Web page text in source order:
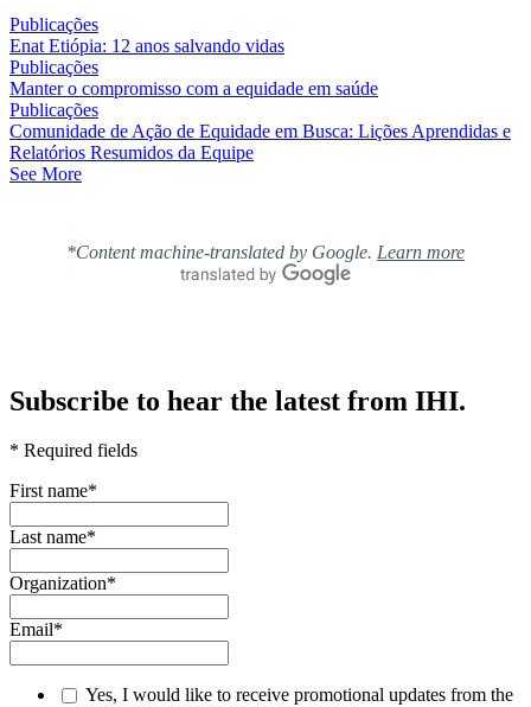
Publicações
Enat Etiópia: 12 anos salvando vidas
Publicações
Manter o compromisso com a equidade em saúde
Publicações
Comunidade de Ação de Equidade em Busca: Lições Aprendidas e
Relatórios Resumidos da Equipe
See More
*Content machine-translated by Google. Learn more
Subscribe to hear the latest from IHI.
* Required fields
First name*
Last name*
Organization*
Email*
Yes, I would like to receive promotional updates from the